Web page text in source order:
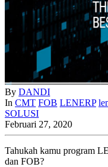
By DANDI
In CMT FOB LENERP
SOLUSI
Februari 27, 2020
Tahukah kamu program
dan FOB?